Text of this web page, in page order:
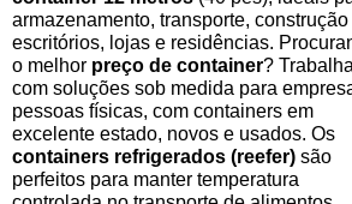
armazenamento, transporte,
escritórios, lojas e residências.
o melhor preço de container?
com soluções sob medida para
pessoas físicas, com containers em
excelente estado, novos e usados. Os
containers refrigerados (reefer) são
perfeitos para manter temperatura